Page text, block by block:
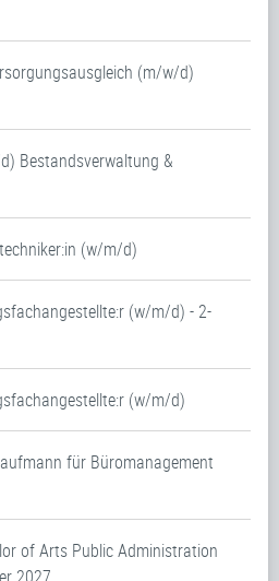
(m/w/d)
Bestandsverwaltung &
(w/m/d)
(w/m/d) - 2-
(w/m/d)
für Büromanagement
of Arts Public Administration